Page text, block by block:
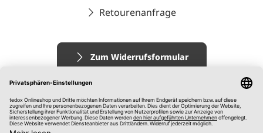
Retourenanfrage
Zum Widerrufsformular
Impressum
AGB